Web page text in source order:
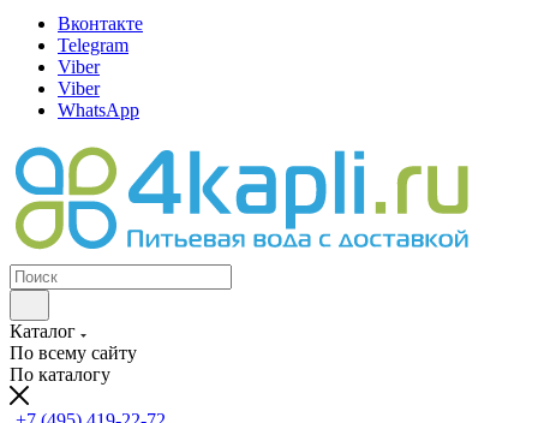
Вконтакте
Telegram
Viber
Viber
WhatsApp
Каталог
По всему сайту
По каталогу